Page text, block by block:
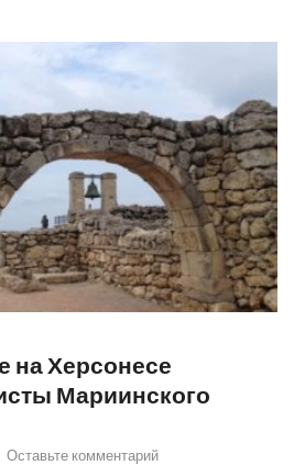
на Херсонесе
Мариинского
Оставьте комментарий